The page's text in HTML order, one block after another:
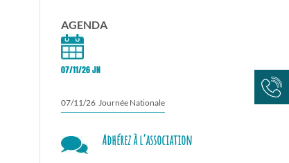
AGENDA
07/11/26 JN
07/11/26 Journée Nationale
Adhérez à l’association